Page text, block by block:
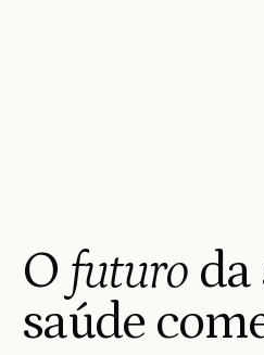
O futuro da
saúde